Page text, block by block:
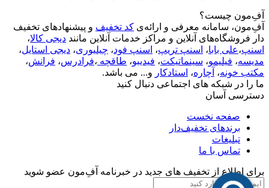
آفِ‌مون چیست؟
آفِ‌مون، سامانه معرفی و ارائه‌ی کد تخفیف و پیشنهادهای تخفیف
دار فروشگاه‌های آنلاین و مراکز خدمات آنلاین مانند دیجی کالا،
اسنپ،علی بابا، اسنپ تریپ، اسنپ فود، چیلیوری، دیجی استایل،
مدیسه، فیلیمو، سینماتیکت، فیدیبو، طاقچه ،فرادرس، فرانش،
مکتب خونه، آچاره، استادکار و... می باشد.
ما را در شبکه های اجتماعی دنبال کنید
دسترسی آسان
صفحه نخست
برندهای تخفیف‌دار
تبلیغات
تماس با ما
برای اطلاع از تخفیف های جدید در خبرنامه آفِ‌مون عضو شوید